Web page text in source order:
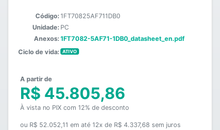
Código: 1FT70825AF711DB0
Unidade: PC
Anexos: 1FT7082-5AF71-1DB0_datasheet_en.pdf
Ciclo de vida:
ATIVO
A partir de
R$ 45.805,86
À vista no PIX com 12% de desconto
ou R$ 52.052,11 em até 12x de R$ 4.337,68 sem juros